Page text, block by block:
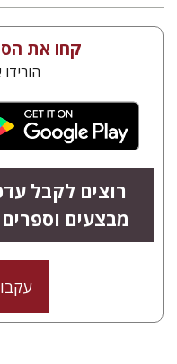
קחו את
רוצים לקבל
מבצעים